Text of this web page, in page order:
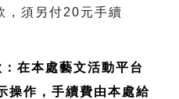
，須另付20元手續
在本處藝文活動平台
操作，手續費由本處給